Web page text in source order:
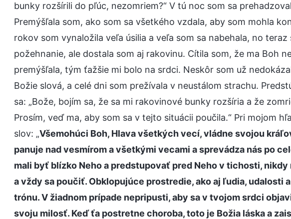
bunky rozšírili do pľúc, nezomriem?“ V tú noc som sa
Premýšľala som, ako som sa všetkého vzdala, aby som mohla
rokov som vynaložila veľa úsilia a veľa som sa nabehala, no
požehnanie, ale dostala som aj rakovinu. Cítila som, že ma Boh
premýšľala, tým ťažšie mi bolo na srdci. Neskôr som už
Božie slová, a celé dni som prežívala v neustálom strachu.
sa: „Bože, bojím sa, že sa mi rakovinové bunky rozšíria a že
Prosím, veď ma, aby som sa v tejto situácii poučila.“ Pri mojom
slov: „Všemohúci Boh, Hlava všetkých vecí, vládne svojou
panuje nad vesmírom a všetkými vecami a sprevádza nás po
mali byť blízko Neho a predstupovať pred Neho v tichosti,
a vždy sa poučiť. Obklopujúce prostredie, ako aj ľudia, udalosti
trónu. V žiadnom prípade nepripusti, aby sa v tvojom srdci
svoju milosť. Keď ťa postretne choroba, toto je Božia láska a